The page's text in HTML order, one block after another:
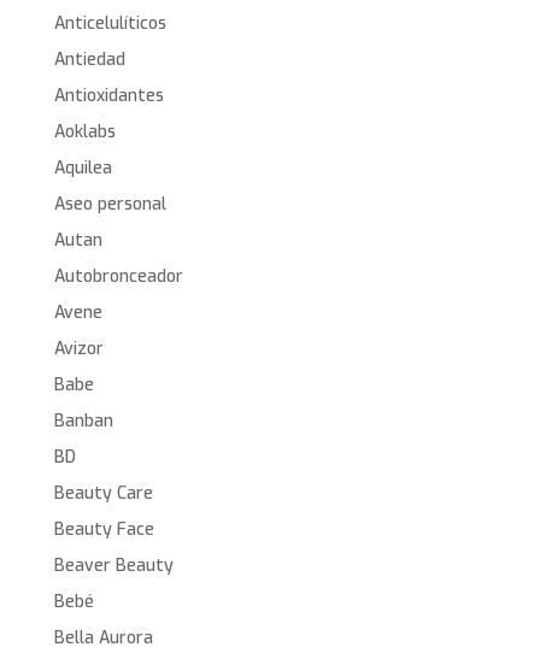
Anticelulíticos
Antiedad
Antioxidantes
Aoklabs
Aquilea
Aseo personal
Autan
Autobronceador
Avene
Avizor
Babe
Banban
BD
Beauty Care
Beauty Face
Beaver Beauty
Bebé
Bella Aurora